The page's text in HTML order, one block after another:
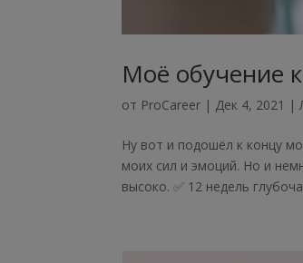
Моё обучение
от ProCareer | Дек 4, 2021 |
Ну вот и подошёл к концу
моих сил и эмоций. Но и
высоко. ✅ 12 недель